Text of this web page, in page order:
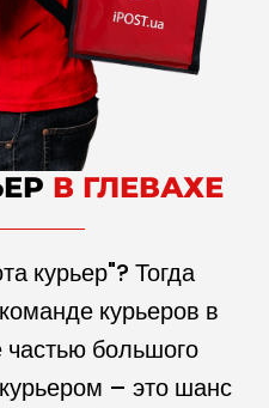
В ГЛЕВАХЕ
курьер"? Тогда
курьеров в
частью большого
– это шанс